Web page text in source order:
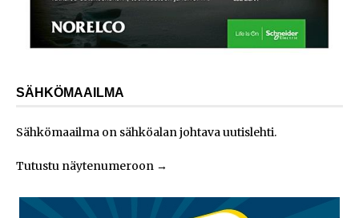
SÄHKÖMAAILMA
Sähkömaailma on sähköalan johtava uutislehti.
Tutustu näytenumeroon →